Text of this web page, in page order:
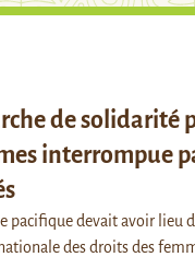
de solidarité
interrompue
pacifique devait avoir lieu
des droits des